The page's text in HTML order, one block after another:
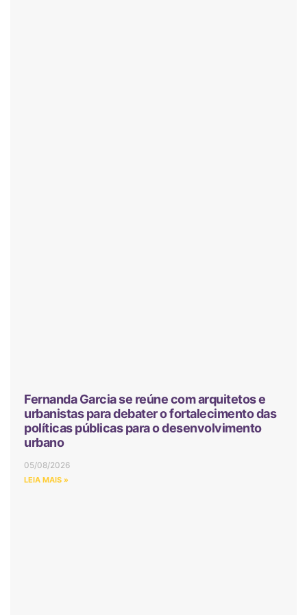
Fernanda Garcia se reúne com arquitetos e
urbanistas para debater o fortalecimento das
políticas públicas para o desenvolvimento
urbano
05/08/2026
LEIA MAIS »